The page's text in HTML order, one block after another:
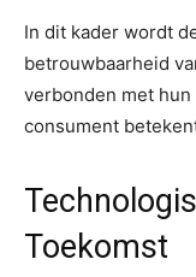
In dit kader wordt
betrouwbaarheid
verbonden met
consument
Toekomst